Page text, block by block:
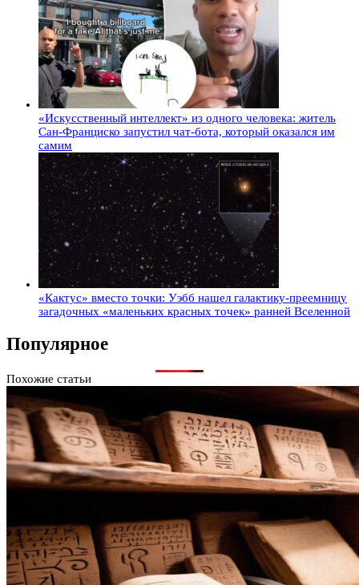
«Искусственный интеллект» из одного человека: житель
Сан-Франциско запустил чат-бота, который оказался им
самим
«Кактус» вместо точки: Уэбб нашел галактику-преемницу
загадочных «маленьких красных точек» ранней Вселенной
Популярное
Похожие статьи